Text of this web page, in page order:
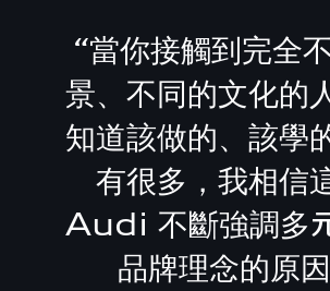
“當你接觸到完全
景、不同的文化的
知道該做的、該學
有很多，我相信
Audi 不斷強調多
品牌理念的原因